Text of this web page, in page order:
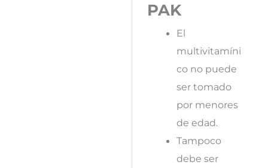
PAK
El
multivitamíni
co no puede
ser tomado
por menores
de edad.
Tampoco
debe ser